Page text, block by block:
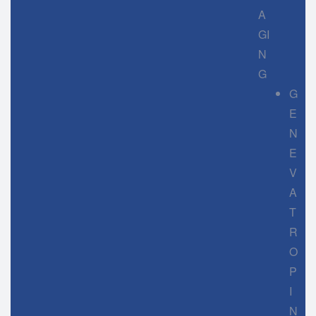
A
GI
N
G
G
E
N
E
V
A
T
R
O
P
I
N